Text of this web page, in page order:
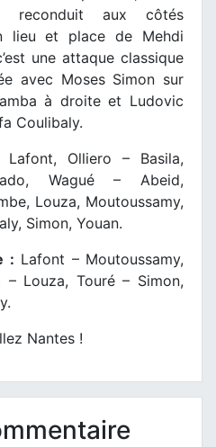
reconduit aux côtés
lieu et place de Mehdi
une attaque classique
avec Moses Simon sur
à droite et Ludovic
Coulibaly.
Lafont, Olliero – Basila,
Wagué – Abeid,
Louza, Moutoussamy,
Simon, Youan.
: Lafont – Moutoussamy,
– Louza, Touré – Simon,
Nantes !